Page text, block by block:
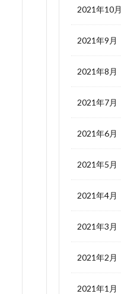
2021年10月
2021年9月
2021年8月
2021年7月
2021年6月
2021年5月
2021年4月
2021年3月
2021年2月
2021年1月